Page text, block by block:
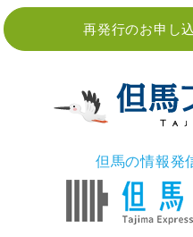
再発行のお申し
但馬の情報発